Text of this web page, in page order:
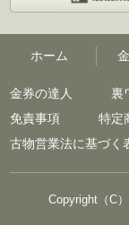
ホーム
金券の達人 裏
免責事項
特定
古物営業法に基づく
Copyright（C